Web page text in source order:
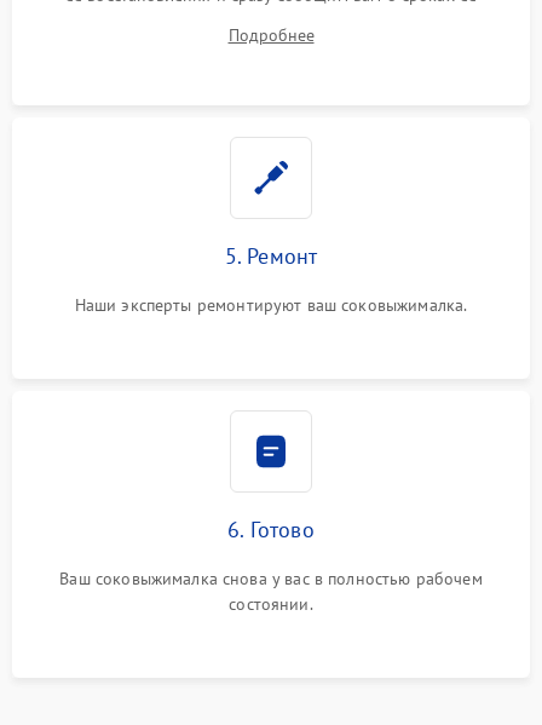
Подробнее
5. Ремонт
Наши эксперты ремонтируют ваш соковыжималка.
6. Готово
Ваш соковыжималка снова у вас в полностью рабочем
состоянии.